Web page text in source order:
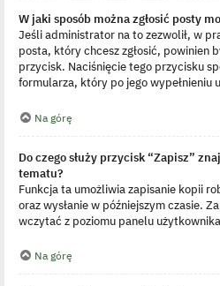
W jaki sposób można zgłosić posty
Jeśli administrator na to zezwolił, w
posta, który chcesz zgłosić, powinien
przycisk. Naciśnięcie tego przycisku
formularza, który po jego wypełnieniu
Na górę
Do czego służy przycisk “Zapisz”
tematu?
Funkcja ta umożliwia zapisanie kopii
oraz wysłanie w późniejszym czasie.
wczytać z poziomu panelu
Na górę